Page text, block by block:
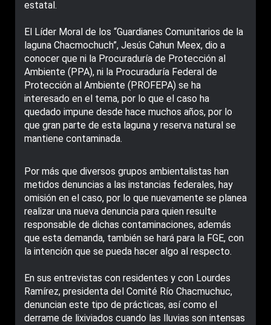
estatal.
El Líder Moral de los “Guardianes Comunitarios de la
laguna Chacmochuch”, Jesús Cahun Meex, dio a
conocer que ni la Procuraduría de Protección al
Ambiente (PPA), ni la Procuraduría Federal de
Protección al Ambiente (PROFEPA) se ha
interesado en el tema, por lo que el caso ha
quedado impune desde hace muchos años, por lo
que gran parte de esta laguna y reserva natural se
mantiene contaminada.
Por más que diversos grupos ambientalistas han
metidos denuncias a las instancias federales, hay
omisión en el caso, por lo que nuevamente se planea
realizar una nueva denuncia para quien resulte
responsable de dichas contaminaciones, además
que esta demanda, también se hará para la FGE, con
la intención que se pueda hacer algo al respecto.
En sus entrevistas con residentes y con Lourdes
Ramírez, presidenta del Comité Río Chacmuchuc,
denuncian este tipo de prácticas, así como el
derrame de lixiviados cuando las lluvias son intensas